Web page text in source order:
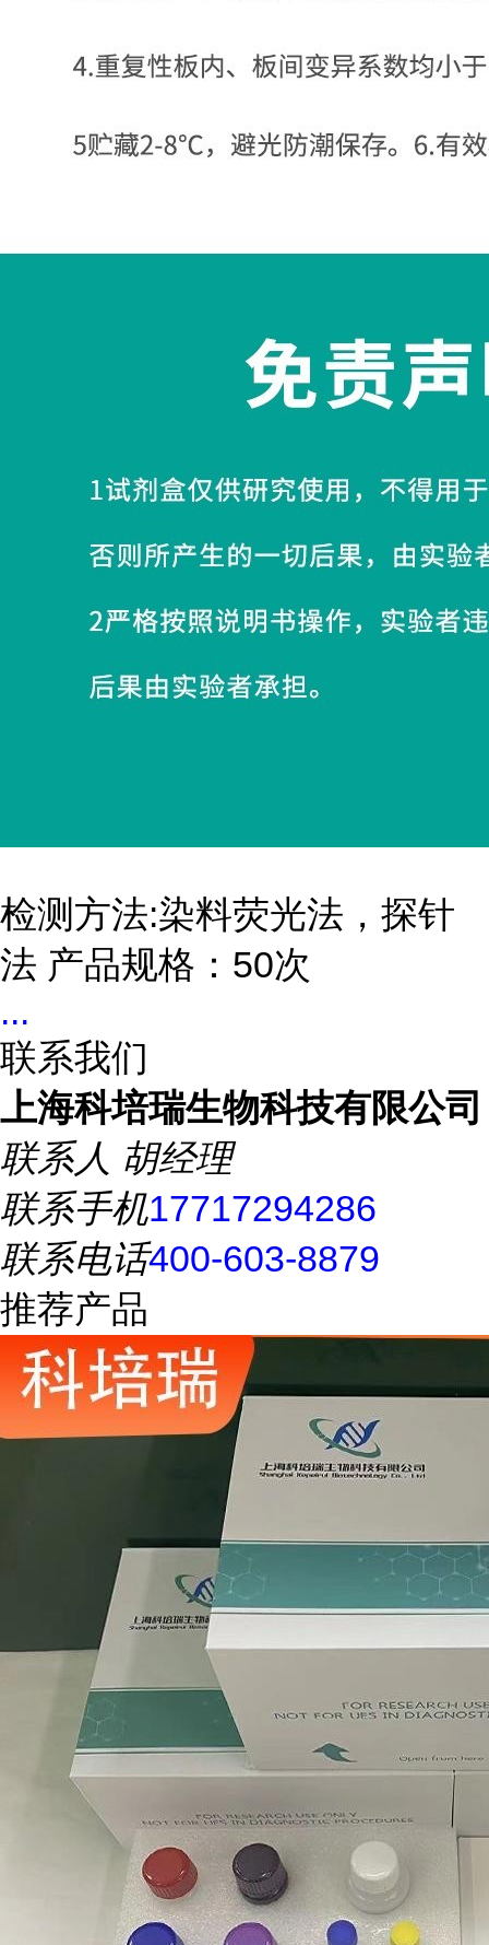
检测方法:染料荧光法，探针
法 产品规格：50次
...
联系我们
上海科培瑞生物科技有限公司
联系人 胡经理
联系手机17717294286
联系电话400-603-8879
推荐产品